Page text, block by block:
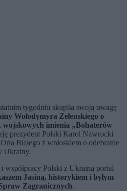
tygodniu skupiła swoją uwagę
Wołodymyra Zełenskiego o
wojskowych imienia „Bohaterów
prezydent Polski Karol Nawrocki
Białego z wnioskiem o odebranie
Ukrainy.
współpracy Polski z Ukrainą portal
Jasiną, historykiem i byłym
Zagranicznych.